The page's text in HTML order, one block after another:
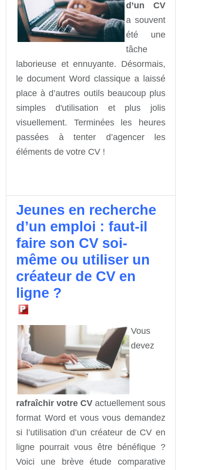
d’un CV
a souvent
été une
tâche
laborieuse et ennuyante. Désormais,
le document Word classique a laissé
place à d’autres outils beaucoup plus
simples d'utilisation et plus jolis
visuellement. Terminées les heures
passées à tenter d’agencer les
éléments de votre CV !
Jeunes en recherche
d’un emploi : faut-il
faire son CV soi-
même ou utiliser un
créateur de CV en
ligne ?
Vous
devez
rafraîchir votre CV actuellement sous
format Word et vous vous demandez
si l’utilisation d’un créateur de CV en
ligne pourrait vous être bénéfique ?
Voici une brève étude comparative